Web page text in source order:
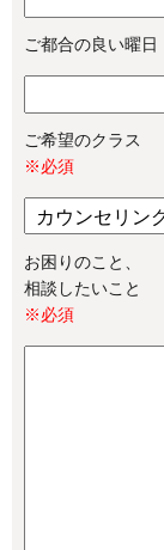
ご都合の良い曜日
ご希望のクラス
※必須
お困りのこと、
相談したいこと
※必須